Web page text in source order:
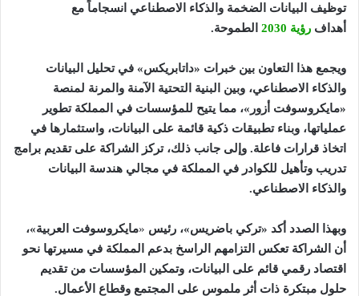
توظيف البيانات الضخمة والذكاء الاصطناعي انسجاماً مع
أهداف رؤية 2030 الطموحة.
ويجمع هذا التعاون بين خبرات «داتابريكس» في تحليل البيانات
والذكاء الاصطناعي، وبين
البنية التحتية الآمنة والمرنة لمنصة
«مايكروسوفت أزور»، مما يتيح للمؤسسات في المملكة تطوير
عملياتها، وبناء تطبيقات ذكية قائمة على البيانات، واستثمارها في
اتخاذ قرارات فاعلة. وإلى جانب ذلك، تركز الشراكة على تقديم برامج
تدريب وتأهيل للكوادر في المملكة في مجالي هندسة البيانات
والذكاء الاصطناعي.
وبهذا الصدد أكد «تركي باضريس»، رئيس «مايكروسوفت العربية»،
أن الشراكة تعكس التزامهم الراسخ بدعم المملكة في مسيرتها نحو
اقتصاد رقمي قائم على البيانات، وتمكين المؤسسات من تقديم
حلول مبتكرة ذات أثر ملموس على المجتمع وقطاع الأعمال.